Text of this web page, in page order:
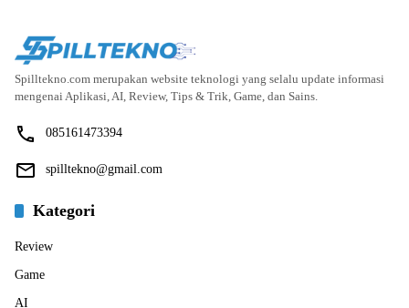
Spilltekno.com merupakan website teknologi yang selalu update informasi
mengenai Aplikasi, AI, Review, Tips & Trik, Game, dan Sains.
085161473394
spilltekno@gmail.com
Kategori
Review
Game
AI